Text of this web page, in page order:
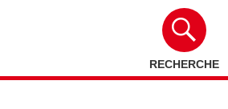
RECHERCHE